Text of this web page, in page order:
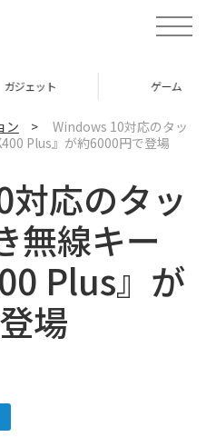
t
o
e
v
i
o
ット ゲーム
ン >
Windows 10対応のタッ
Plus』が約6000円で登場
応のタッ
無線キー
Plus』が
場